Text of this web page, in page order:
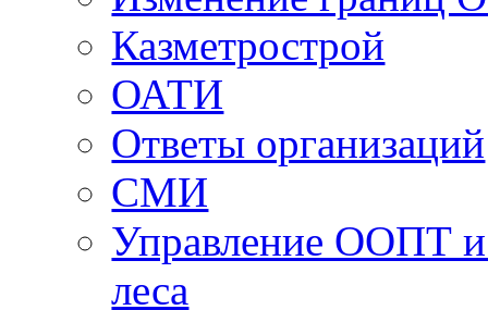
Казметрострой
ОАТИ
Ответы организаций
СМИ
Управление ООПТ и
леса